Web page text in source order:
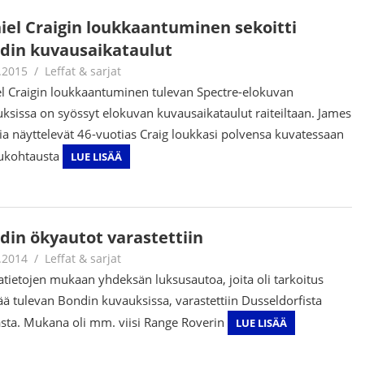
Craigin loukkaantuminen sekoitti
kuvausaikataulut
mestanet
Leffat & sarjat
Craigin loukkaantuminen tulevan Spectre-elokuvan
on syössyt elokuvan kuvausaikataulut raiteiltaan. James
näyttelevät 46-vuotias Craig loukkasi polvensa kuvatessaan
LUE LISÄÄ
ökyautot varastettiin
mestanet
Leffat & sarjat
mukaan yhdeksän luksusautoa, joita oli tarkoitus
tulevan Bondin kuvauksissa, varastettiin Dusseldorfista
Mukana oli mm. viisi Range Roverin
LUE LISÄÄ